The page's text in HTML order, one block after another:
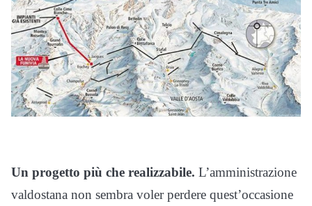
Un progetto più che realizzabile. L’amministrazione
valdostana non sembra voler perdere quest’occasione